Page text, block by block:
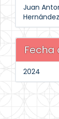
Juan
Hernández
Fecha
2024